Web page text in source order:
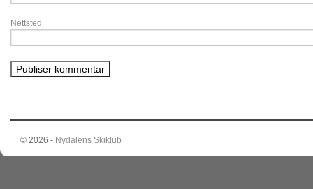
Nettsted
© 2026 - Nydalens Skiklub